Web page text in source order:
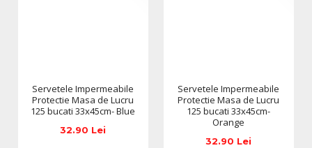
ce face ca această ojă să fie potrivită atât pentru
manichiuri simple, cât și pentru modele creative.
Pe unghii scurte, Oja Semipermanentă Everin Neon 26
oferă un aspect îngrijit, aerat și vesel. Pe unghii lungi, în
Servetele Impermeabile
Protectie Masa de Lucru
125 bucati 33x45cm- Blue
32.90 Lei
Servetele Impermeabile
Protectie Masa de Lucru
125 bucati 33x45cm-
Orange
32.90 Lei